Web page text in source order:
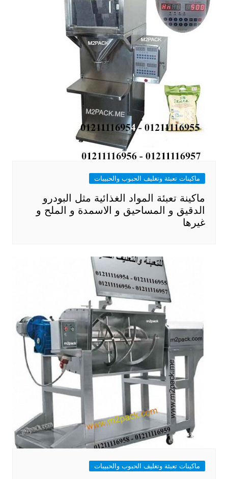
ماكينات تعبئة وتغليف الحبوب والحبيبات
ماكينة تعبئة المواد الغذائية مثل البودرو
الدقيق و المساحيق و الاسمدة و الملح و
غيرها
ماكينات تعبئة وتغليف الحبوب والحبيبات